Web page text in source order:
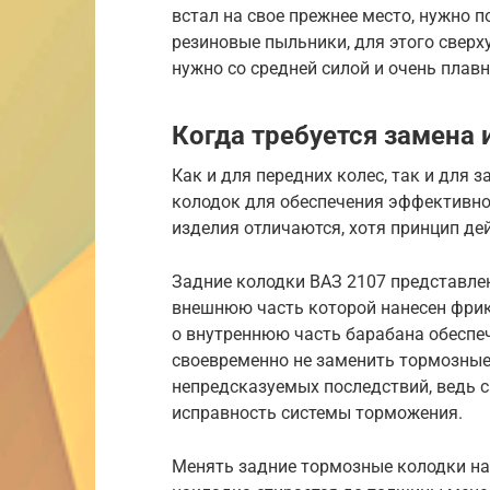
встал на свое прежнее место, нужно
резиновые пыльники, для этого
нужно со средней силой и очень
Когда требуется замена
Как и для передних колес, так и для
колодок для обеспечения
изделия отличаются, хотя принцип
Задние колодки ВАЗ 2107
внешнюю часть которой нанесен
о внутреннюю часть барабана
своевременно не заменить
непредсказуемых последствий,
исправность системы торможения.
Менять задние тормозные колодки